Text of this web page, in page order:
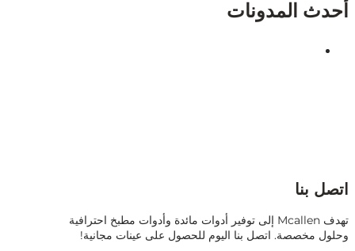
المدونات
بنا
تهدف Mcallen إلى توفير أدوات مائدة وأدوات مطبخ احترافية
مخصصة. اتصل بنا اليوم للحصول على عينات مجانية!